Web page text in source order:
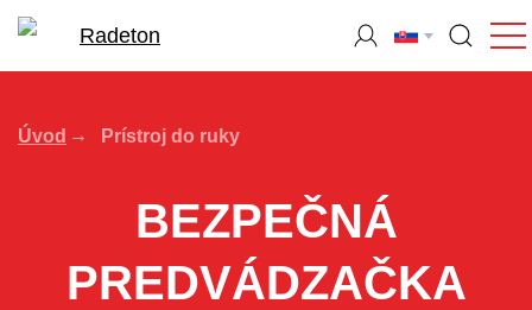
Úvod Prístroj do ruky
BEZPEČNÁ
PREDVÁDZAČKA